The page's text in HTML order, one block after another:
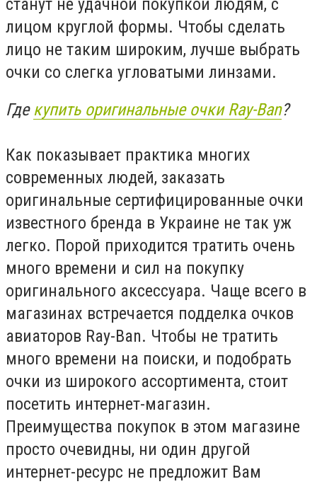
лицом круглой формы. Чтобы сделать
лицо не таким широким, лучше выбрать
очки со слегка угловатыми линзами.
Где купить оригинальные очки Ray-Ban?
Как показывает практика многих
современных людей, заказать
оригинальные сертифицированные очки
известного бренда в Украине не так уж
легко. Порой приходится тратить очень
много времени и сил на покупку
оригинального аксессуара. Чаще всего в
магазинах встречается подделка очков
авиаторов Ray-Ban. Чтобы не тратить
много времени на поиски, и подобрать
очки из широкого ассортимента, стоит
посетить интернет-магазин.
Преимущества покупок в этом магазине
просто очевидны, ни один другой
интернет-ресурс не предложит Вам